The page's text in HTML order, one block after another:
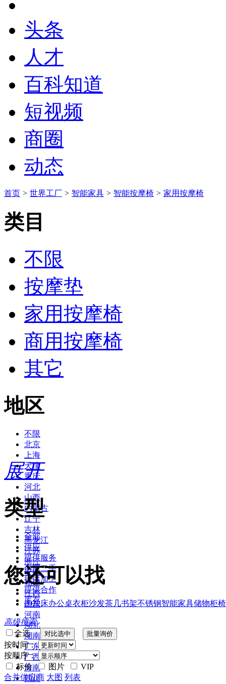
头条
人才
百科知道
短视频
商圈
动态
首页 > 世界工厂 > 智能家具 > 智能按摩椅 > 家用按摩椅
类目
不限
按摩垫
家用按摩椅
商用按摩椅
其它
地区
不限
北京
上海
天津
重庆
河北
山西
内蒙古
辽宁
吉林
黑龙江
江苏
浙江
安徽
福建
江西
山东
河南
湖北
湖南
广东
广西
海南
四川
展开
类型
全部
供应
提供服务
供应二手
提供加工
提供合作
库存
您还可以找
2022床办公桌衣柜沙发茶几书架不锈钢智能家具储物柜
高级搜索
全选
按时间：
按顺序：
标价
图片
VIP
合并供应商 大图 列表